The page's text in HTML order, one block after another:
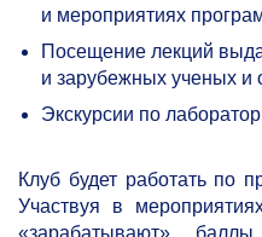
и мероприятиях
Посещение лекций
и зарубежных ученых и
Экскурсии по
Клуб будет работать по
Участвуя в
«зарабатывают»